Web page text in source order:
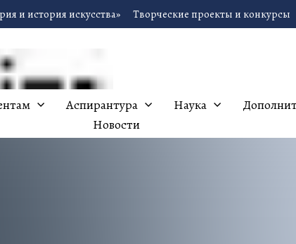
и история искусства» Творческие проекты и конкурсы
Аспирантура Наука
Новости